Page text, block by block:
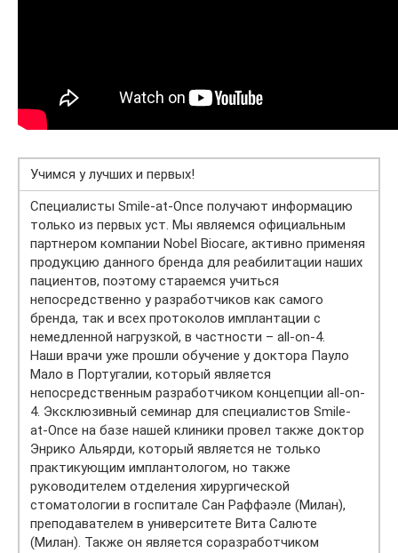
Учимся у лучших и первых!
Специалисты Smile-at-Once получают информацию
только из первых уст. Мы являемся официальным
партнером компании Nobel Biocare, активно применяя
продукцию данного бренда для реабилитации наших
пациентов, поэтому стараемся учиться
непосредственно у разработчиков как самого
бренда, так и всех протоколов имплантации с
немедленной нагрузкой, в частности – all-on-4.
Наши врачи уже прошли обучение у доктора Пауло
Мало в Португалии, который является
непосредственным разработчиком концепции all-on-
4. Эксклюзивный семинар для специалистов Smile-
at-Once на базе нашей клиники провел также доктор
Энрико Альярди, который является не только
практикующим имплантологом, но также
руководителем отделения хирургической
стоматологии в госпитале Сан Раффаэле (Милан),
преподавателем в университете Вита Салюте
(Милан). Также он является соразработчиком